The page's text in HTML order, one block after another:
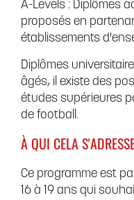
A-Levels : Diplômes
proposés en
établissements
Diplômes
âgés, il existe des
études supérieures
de football.
À QUI CELA
Ce programme est
16 à 19 ans qui